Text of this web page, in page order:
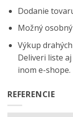
Dodanie
Možný
Výkup
Deliveri liste
inom e-shope.
REFERENCIE